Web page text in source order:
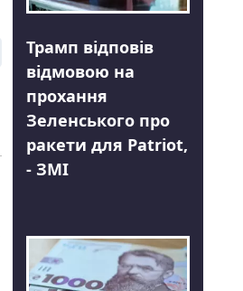
Трамп відповів
відмовою на
прохання
Зеленського про
ракети для Patriot,
- ЗМІ